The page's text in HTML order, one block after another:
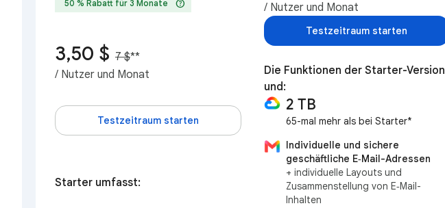
50 % Rabatt für 3 Monate help
3,50 $ 7 $**
/ Nutzer und Monat
Testzeitraum starten
Starter umfasst:
/ Nutzer und Monat
Testzeitraum starten
Die Funktionen der Starter-Version
und:
2 TB
65-mal mehr als bei Starter*
Individuelle und sichere
geschäftliche E‑Mail-Adressen
+ individuelle Layouts und
Zusammenstellung von E‑Mail-
Inhalten